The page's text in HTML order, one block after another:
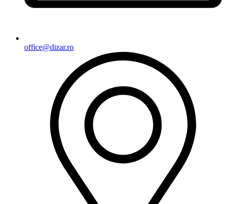
office@dizar.ro